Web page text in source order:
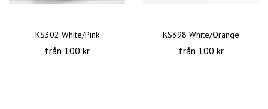
KS302 White/Pink
från 100 kr
KS398 White/Orange
från 100 kr